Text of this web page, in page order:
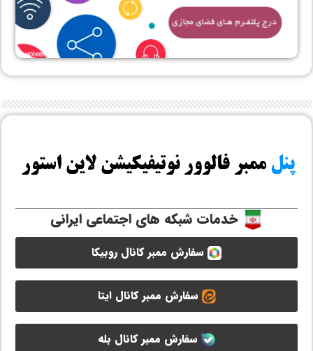
خدمات شبکه های اجتماعی ایرانی
سفارش ممبر کانال روبیکا
سفارش ممبر کانال ایتا
سفارش ممبر کانال بله